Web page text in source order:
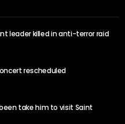
leader killed in anti-terror raid
rescheduled
take him to visit Saint